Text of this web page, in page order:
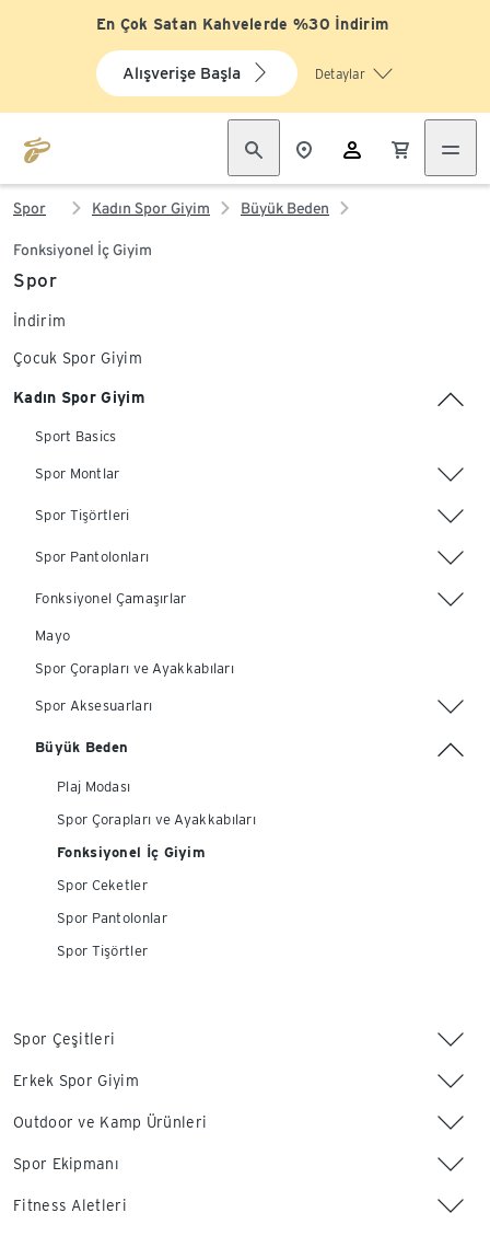
En Çok Satan Kahvelerde %30 İndirim
Alışverişe Başla Detaylar
Spor Kadın Spor Giyim Büyük Beden
Fonksiyonel İç Giyim
Spor
İndirim
Çocuk Spor Giyim
Kadın Spor Giyim
Sport Basics
Spor Montlar
Spor Tişörtleri
Spor Pantolonları
Fonksiyonel Çamaşırlar
Mayo
Spor Çorapları ve Ayakkabıları
Spor Aksesuarları
Büyük Beden
Plaj Modası
Spor Çorapları ve Ayakkabıları
Fonksiyonel İç Giyim
Spor Ceketler
Spor Pantolonlar
Spor Tişörtler
Spor Çeşitleri
Erkek Spor Giyim
Outdoor ve Kamp Ürünleri
Spor Ekipmanı
Fitness Aletleri